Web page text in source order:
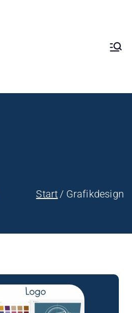
Start Grafikdesign